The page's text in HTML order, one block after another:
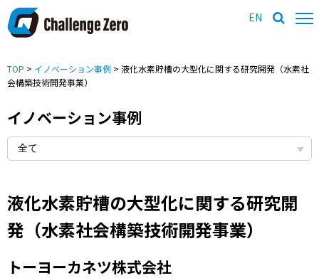
EN
TOP > イノベーション事例 > 液化水素貯槽の大型化に関する研究開発（水素社
会構築技術開発事業）
イノベーション事例
液化水素貯槽の大型化に関する研究開
発（水素社会構築技術開発事業）
トーヨーカネツ株式会社